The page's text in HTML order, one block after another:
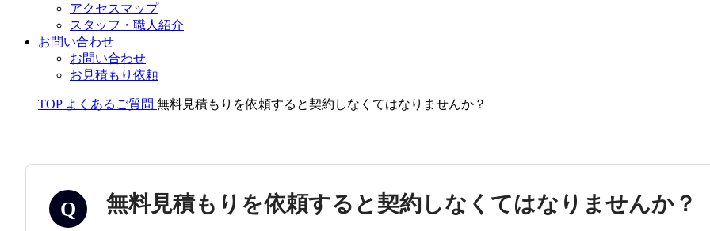
アクセスマップ
スタッフ・職人紹介
お問い合わせ
お問い合わせ
お見積もり依頼
TOP よくあるご質問 無料見積もりを依頼すると契約しなくてはなりませんか？
Q 無料見積もりを依頼すると契約しなくてはなりませんか？